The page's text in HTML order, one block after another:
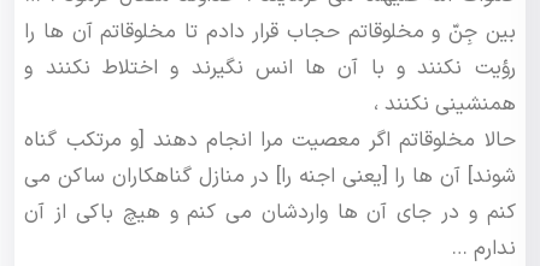
بین جِنّ و مخلوقاتم حجاب قرار دادم تا مخلوقاتم آن ها را
رؤیت نکنند و با آن ها انس نگیرند و اختلاط نکنند و
همنشینی نکنند ،
حالا مخلوقاتم اگر معصیت مرا انجام دهند [و مرتکب گناه
شوند] آن ها را [یعنی اجنه را] در منازل گناهکاران ساکن می
کنم و در جای آن ها واردشان می کنم و هیچ باکی از آن
ندارم …